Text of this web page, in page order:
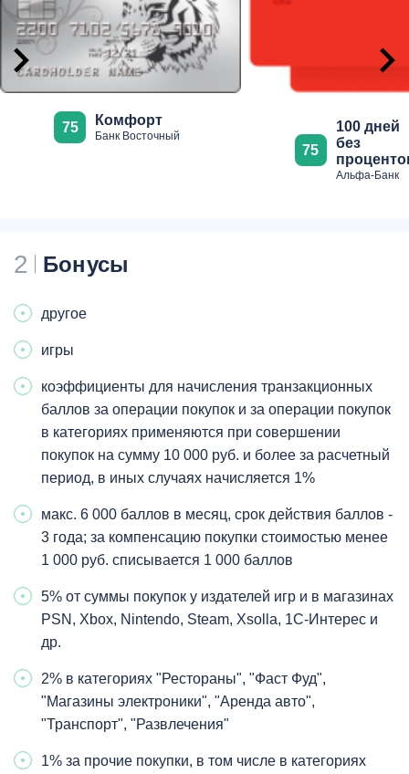
75 Комфорт
Банк Восточный
75
100 дней
без
Альфа-Банк
2 Бонусы
другое
игры
коэффициенты для начисления транзакционных
баллов за операции покупок и за операции покупок
в категориях применяются при совершении
покупок на сумму 10 000 руб. и более за расчетный
период, в иных случаях начисляется 1%
макс. 6 000 баллов в месяц, срок действия баллов -
3 года; за компенсацию покупки стоимостью менее
1 000 руб. списывается 1 000 баллов
5% от суммы покупок у издателей игр и в магазинах
PSN, Xbox, Nintendo, Steam, Xsolla, 1С-Интерес и
др.
2% в категориях "Рестораны", "Фаст Фуд",
"Магазины электроники", "Аренда авто",
"Транспорт", "Развлечения"
1% за прочие покупки, в том числе в категориях